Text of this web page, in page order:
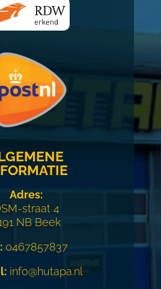
Adres:
straat 4
NB Beek
0467857837
info@hutapa.nl